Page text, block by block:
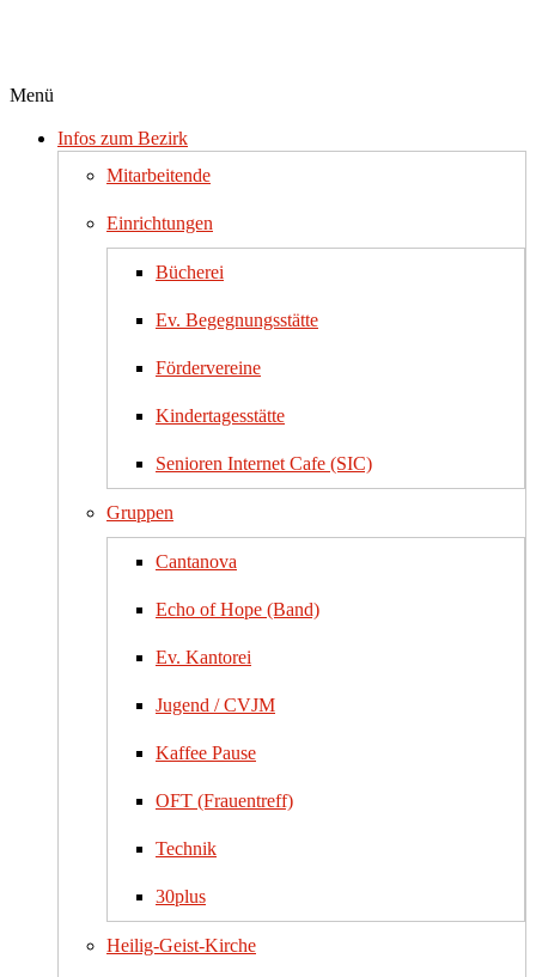
Menü
Infos zum Bezirk
Mitarbeitende
Einrichtungen
Bücherei
Ev. Begegnungsstätte
Fördervereine
Kindertagesstätte
Senioren Internet Cafe (SIC)
Gruppen
Cantanova
Echo of Hope (Band)
Ev. Kantorei
Jugend / CVJM
Kaffee Pause
OFT (Frauentreff)
Technik
30plus
Heilig-Geist-Kirche